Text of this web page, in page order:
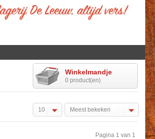
Winkelmandje
0 product(en)
10 Meest bekeken
Pagina 1 van 1